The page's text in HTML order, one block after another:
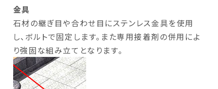
金具
石材の継ぎ目や合わせ目にステンレス金具を使用
し、ボルトで固定します。また専用接着剤の併用によ
り強固な組み立てとなります。